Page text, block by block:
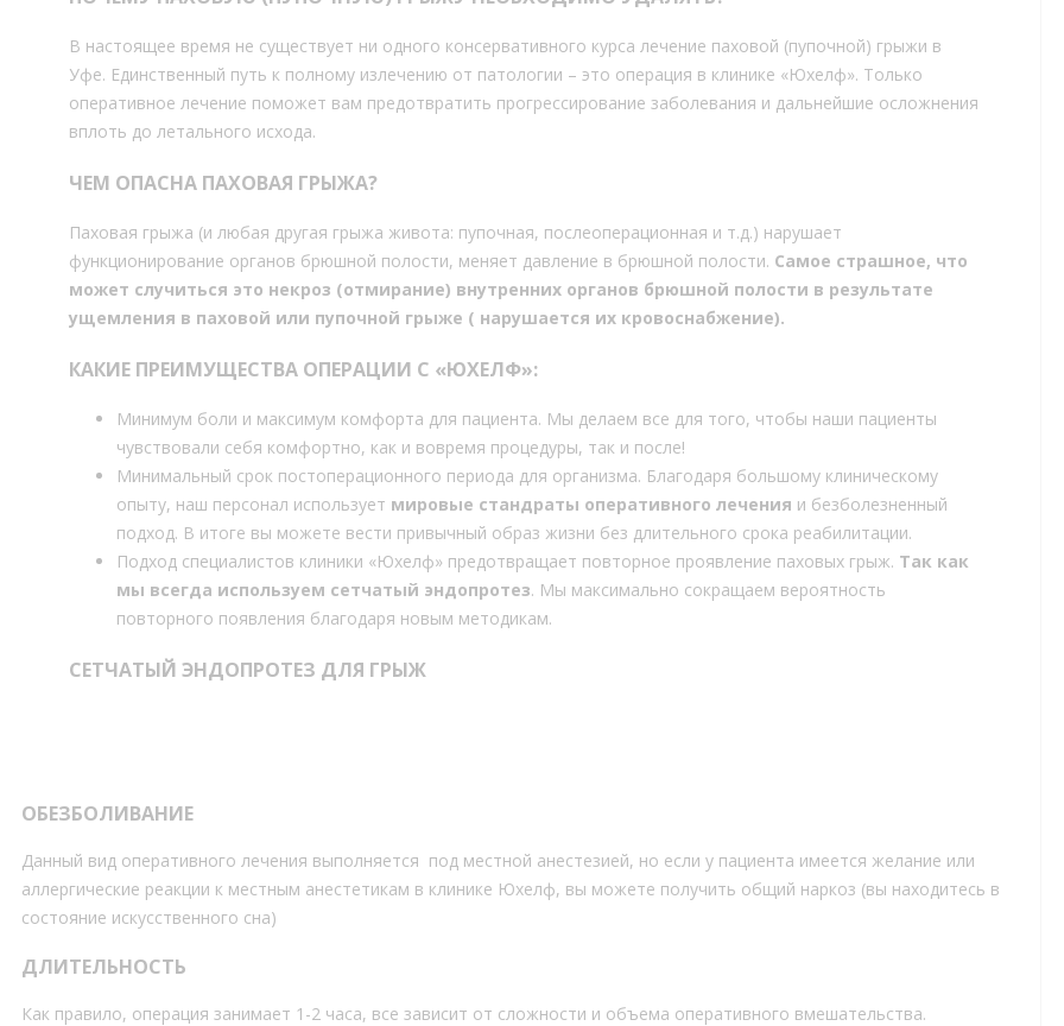
В настоящее время не существует ни одного консервативного курса лечение паховой (пупочной) грыжи в
Уфе. Единственный путь к полному излечению от патологии – это операция в клинике «Юхелф». Только
оперативное лечение поможет вам предотвратить прогрессирование заболевания и дальнейшие осложнения
вплоть до летального исхода.
ЧЕМ ОПАСНА ПАХОВАЯ ГРЫЖА?
Паховая грыжа (и любая другая грыжа живота: пупочная, послеоперационная и т.д.) нарушает
функционирование органов брюшной полости, меняет давление в брюшной полости. Самое страшное, что
может случиться это некроз (отмирание) внутренних органов брюшной полости в результате
ущемления в паховой или пупочной грыже ( нарушается их кровоснабжение).
КАКИЕ ПРЕИМУЩЕСТВА ОПЕРАЦИИ С «ЮХЕЛФ»:
Минимум боли и максимум комфорта для пациента. Мы делаем все для того, чтобы наши пациенты
чувствовали себя комфортно, как и вовремя процедуры, так и после!
Минимальный срок постоперационного периода для организма. Благодаря большому клиническому
опыту, наш персонал использует мировые стандраты оперативного лечения и безболезненный
подход. В итоге вы можете вести привычный образ жизни без длительного срока реабилитации.
Подход специалистов клиники «Юхелф» предотвращает повторное проявление паховых грыж. Так как
мы всегда используем сетчатый эндопротез. Мы максимально сокращаем вероятность
повторного появления благодаря новым методикам.
СЕТЧАТЫЙ ЭНДОПРОТЕЗ ДЛЯ ГРЫЖ
ОБЕЗБОЛИВАНИЕ
Данный вид оперативного лечения выполняется под местной анестезией, но если у пациента имеется желание или
аллергические реакции к местным анестетикам в клинике Юхелф, вы можете получить общий наркоз (вы находитесь в
состояние искусственного сна)
ДЛИТЕЛЬНОСТЬ
Как правило, операция занимает 1-2 часа, все зависит от сложности и объема оперативного вмешательства.